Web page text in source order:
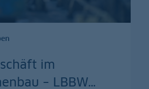
im
– LBBW…